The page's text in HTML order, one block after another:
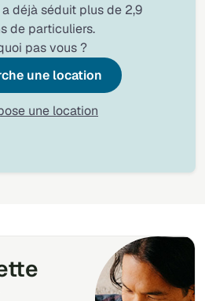
déjà séduit plus de 2,9
de particuliers.
pas vous ?
une location
une location